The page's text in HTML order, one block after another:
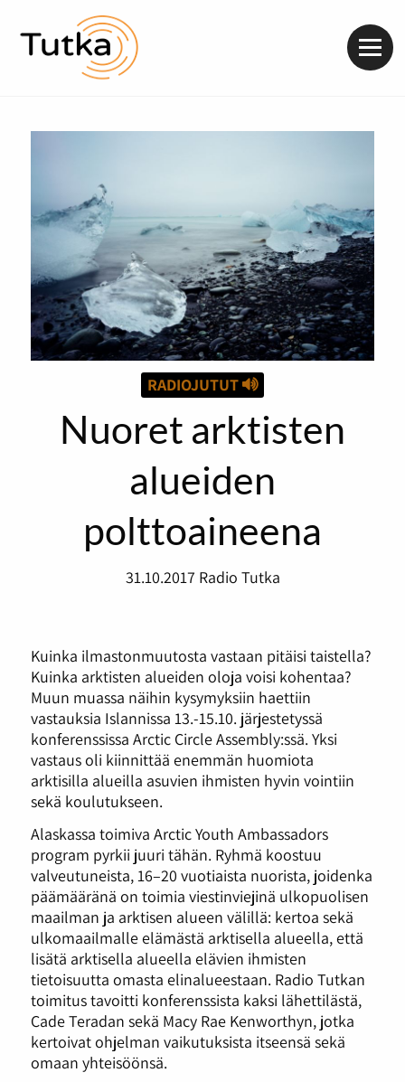
RADIOJUTUT
Nuoret arktisten
alueiden
polttoaineena
31.10.2017 Radio Tutka
Kuinka ilmastonmuutosta vastaan pitäisi taistella?
Kuinka arktisten alueiden oloja voisi kohentaa?
Muun muassa näihin kysymyksiin haettiin
vastauksia Islannissa 13.-15.10. järjestetyssä
konferenssissa Arctic Circle Assembly:ssä. Yksi
vastaus oli kiinnittää enemmän huomiota
arktisilla alueilla asuvien ihmisten hyvin vointiin
sekä koulutukseen.
Alaskassa toimiva Arctic Youth Ambassadors
program pyrkii juuri tähän. Ryhmä koostuu
valveutuneista, 16–20 vuotiaista nuorista, joidenka
päämääränä on toimia viestinviejinä ulkopuolisen
maailman ja arktisen alueen välillä: kertoa sekä
ulkomaailmalle elämästä arktisella alueella, että
lisätä arktisella alueella elävien ihmisten
tietoisuutta omasta elinalueestaan. Radio Tutkan
toimitus tavoitti konferenssista kaksi lähettilästä,
Cade Teradan sekä Macy Rae Kenworthyn, jotka
kertoivat ohjelman vaikutuksista itseensä sekä
omaan yhteisöönsä.